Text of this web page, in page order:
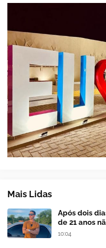
Mais Lidas
Após dois
de 21 anos
10:04